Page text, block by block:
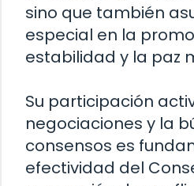
sino que también
especial en la
estabilidad y la paz
Su participación
negociaciones y la
consensos es
efectividad del